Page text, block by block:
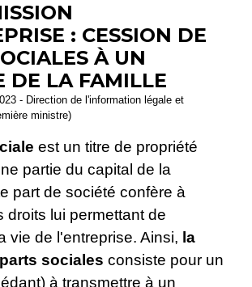
: CESSION DE
À UN
DE LA FAMILLE
- Direction de l'information légale et
ministre)
est un titre de propriété
partie du capital de la
part de société confère à
droits lui permettant de
vie de l'entreprise. Ainsi, la
sociales consiste pour un
à transmettre à un